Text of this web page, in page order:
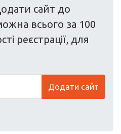
сайт до
всього за 100
реєстрації, для
Додати сайт